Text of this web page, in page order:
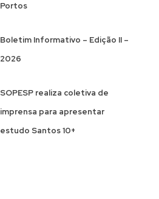
Portos
Boletim Informativo – Edição II –
2026
SOPESP realiza coletiva de
imprensa para apresentar
estudo Santos 10+